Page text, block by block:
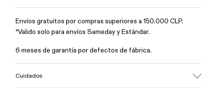
Envíos gratuitos por compras superiores a 150.000 CLP.
*Valido solo para envíos Sameday y Estándar.
6 meses de garantía por defectos de fábrica.
Cuidados